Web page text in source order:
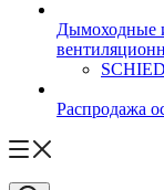
Дымоходные
Распродажа